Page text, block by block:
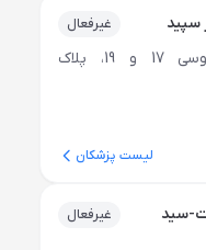
سپید غیرفعال
مشهد-بلوار فردوسی،بین فردوسی 17 و 19، پلاک
لیست پزشکان
سید
غیرفعال